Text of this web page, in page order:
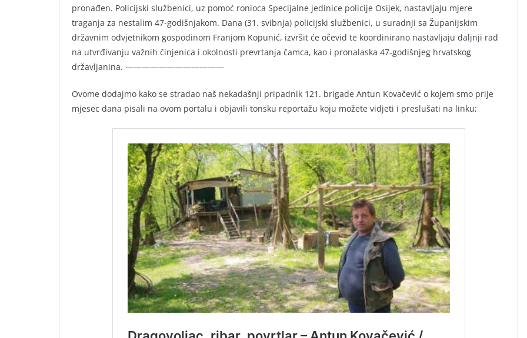
pronađen. Policijski službenici, uz pomoć ronioca Specijalne jedinice policije Osijek, nastavljaju mjere
traganja za nestalim 47-godišnjakom. Dana (31. svibnja) policijski službenici, u suradnji sa Županijskim
državnim odvjetnikom gospodinom Franjom Kopunić, izvršit će očevid te koordinirano nastavljaju daljnji rad
na utvrđivanju važnih činjenica i okolnosti prevrtanja čamca, kao i pronalaska 47-godišnjeg hrvatskog
državljanina. ————————————
Ovome dodajmo kako se stradao naš nekadašnji pripadnik 121. brigade Antun Kovačević o kojem smo prije
mjesec dana pisali na ovom portalu i objavili tonsku reportažu koju možete vidjeti i preslušati na linku;